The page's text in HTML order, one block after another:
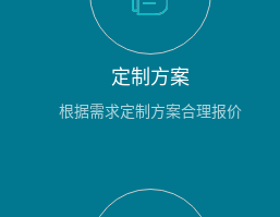
定制方案
根据需求定制方案合理报价